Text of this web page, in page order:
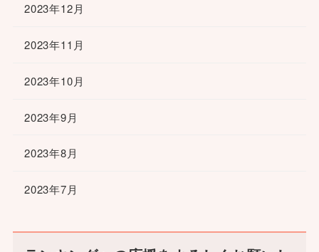
2023年12月
2023年11月
2023年10月
2023年9月
2023年8月
2023年7月